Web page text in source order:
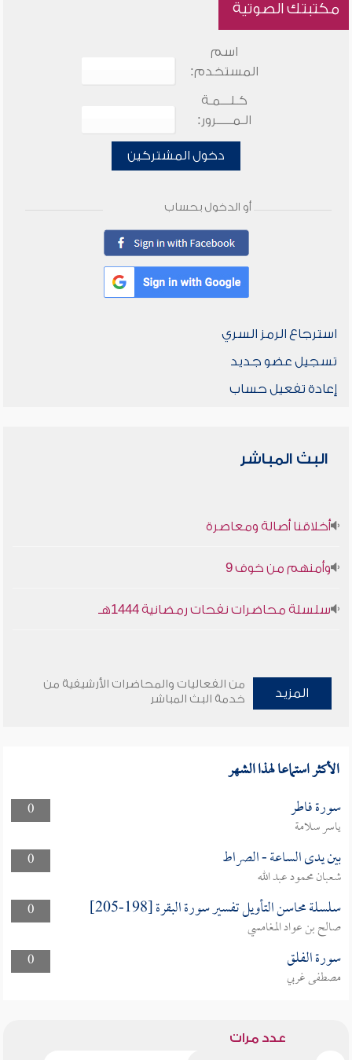
مكتبتك الصوتية
اسم
المستخدم:
كـلـــمـة
الـمـــــرور:
دخول المشتركين
أو الدخول بحساب
استرجاع الرمز السري
تسجيل عضو جديد
إعادة تفعيل حساب
البث المباشر
أخلاقنا أصالة ومعاصرة
وأمنهم من خوف 9
سلسلة محاضرات نفحات رمضانية 1444هـ
المزيد
من الفعاليات والمحاضرات الأرشيفية من
خدمة البث المباشر
الأكثر استماعا لهذا الشهر
0 سورة فاطر
ياسر سلامة
0
بين يدى الساعة - الصراط
شعبان محمود عبد الله
0
سلسلة محاسن التأويل تفسير سورة البقرة [198-205]
صالح بن عواد المغامسي
0
سورة الفلق
مصطفى غربي
عدد مرات